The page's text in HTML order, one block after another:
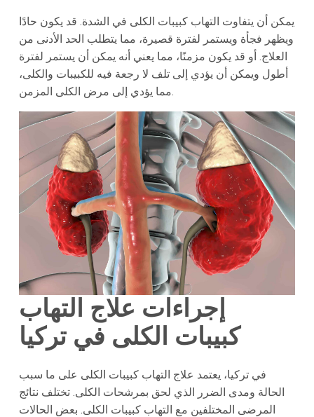
يمكن أن يتفاوت التهاب كبيبات الكلى في الشدة. قد يكون حادًا
ويظهر فجأة ويستمر لفترة قصيرة، مما يتطلب الحد الأدنى من
العلاج. أو قد يكون مزمنًا، مما يعني أنه يمكن أن يستمر لفترة
أطول ويمكن أن يؤدي إلى تلف لا رجعة فيه للكبيبات والكلى،
مما يؤدي إلى مرض الكلى المزمن.
إجراءات علاج التهاب
كبيبات الكلى في تركيا
في تركيا، يعتمد علاج التهاب كبيبات الكلى على ما سبب
الحالة ومدى الضرر الذي لحق بمرشحات الكلى. تختلف نتائج
المرضى المختلفين مع التهاب كبيبات الكلى. بعض الحالات